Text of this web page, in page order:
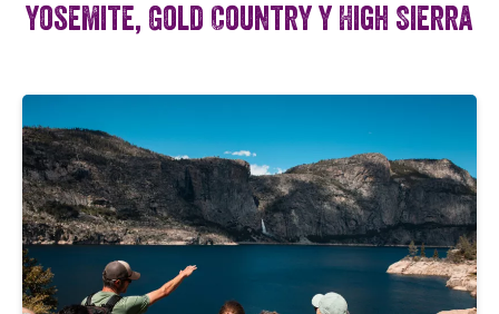
Yosemite, Gold Country y High Sierra